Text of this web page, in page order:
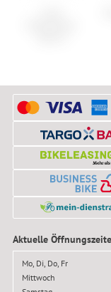
Aktuelle
Mo, Di, Do, Fr
Mittwoch